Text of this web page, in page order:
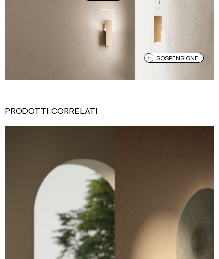
SOSPENSIONE
PRODOTTI CORRELATI